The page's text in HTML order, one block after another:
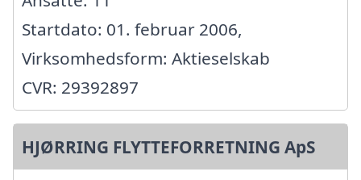
Startdato: 01. februar 2006,
Virksomhedsform: Aktieselskab
CVR: 29392897
HJØRRING FLYTTEFORRETNING ApS